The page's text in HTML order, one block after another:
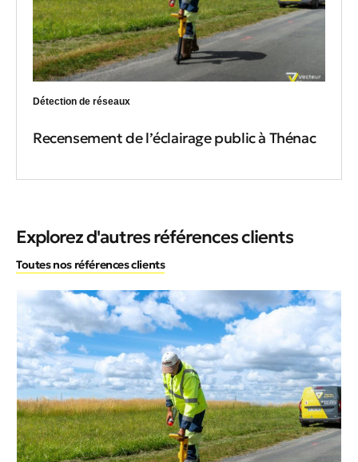
Détection de réseaux
Recensement de l’éclairage public à Thénac
Explorez d'autres références clients
Toutes nos références clients